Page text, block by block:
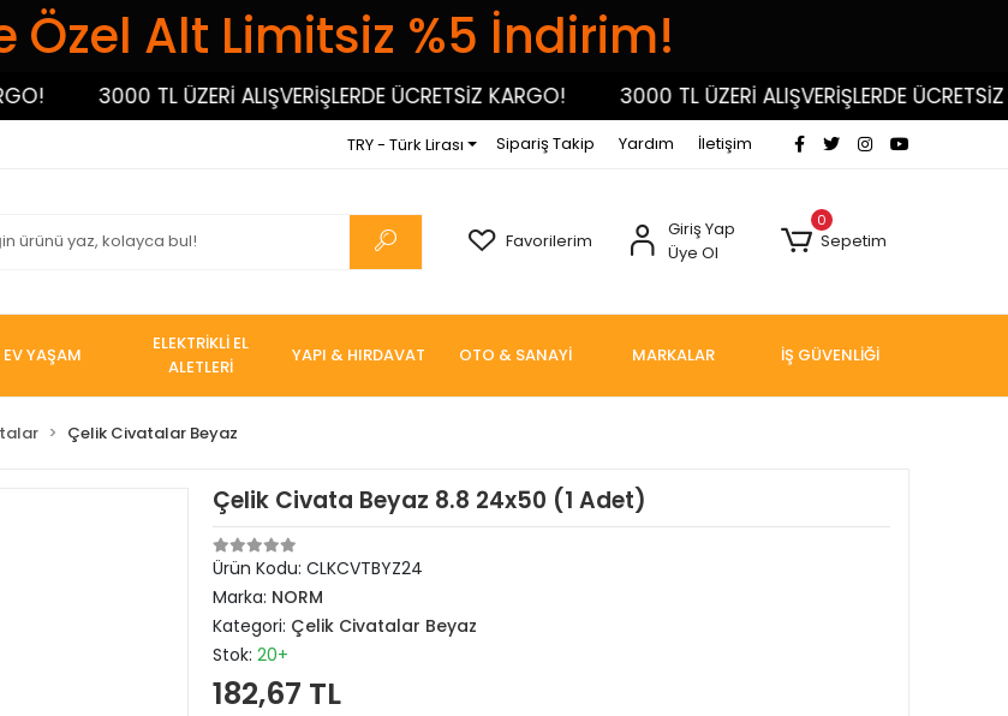
Özel Alt Limitsiz %5 İndirim!
3000 TL ÜZERİ ALIŞVERİŞLERDE ÜCRETSİZ KARGO! 3000 TL ÜZERİ ALIŞVERİŞLERDE ÜCRETSİZ
TRY - Türk Lirası Sipariş Takip Yardım İletişim
Favorilerim
Giriş Yap
Üye Ol
0
Sepetim
EV YAŞAM
ELEKTRİKLİ EL
ALETLERİ
YAPI & HIRDAVAT OTO & SANAYİ MARKALAR İŞ GÜVENLİĞİ
Çelik Civatalar Beyaz
Çelik Civata Beyaz 8.8 24x50 (1 Adet)
Ürün Kodu: CLKCVTBYZ24
Marka: NORM
Kategori: Çelik Civatalar Beyaz
Stok: 20+
182,67 TL